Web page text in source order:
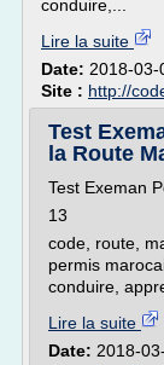
conduire,...
Lire la suite
Date: 2018-03-
Site : http://
Test
la Route
Test Exeman
13
code, route,
permis
conduire,
Lire la suite
Date: 2018-